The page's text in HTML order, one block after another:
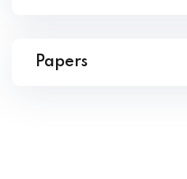
Papers